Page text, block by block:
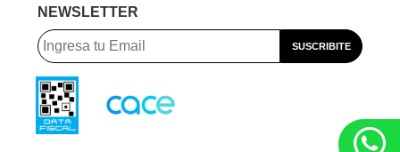
NEWSLETTER